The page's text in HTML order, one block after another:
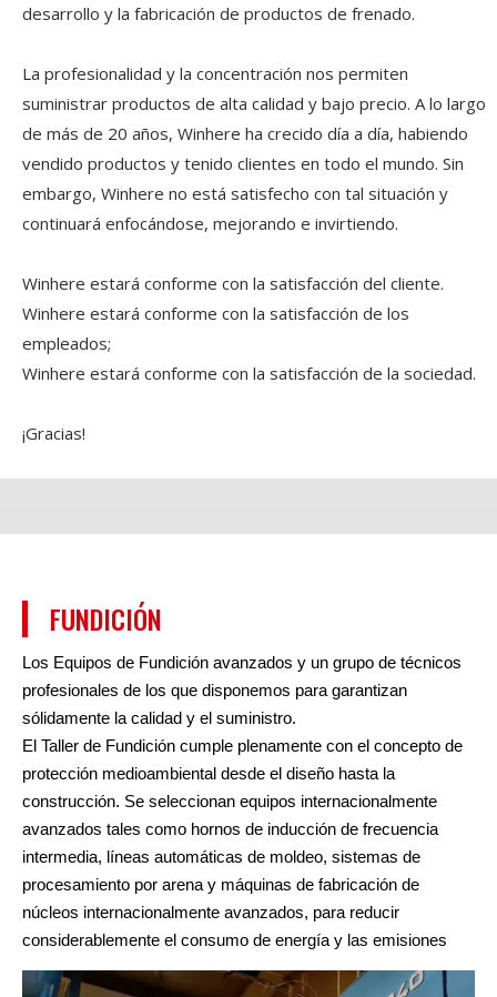
desarrollo y la fabricación de productos de frenado.
La profesionalidad y la concentración nos permiten
suministrar productos de alta calidad y bajo precio. A lo largo
de más de 20 años, Winhere ha crecido día a día, habiendo
vendido productos y tenido clientes en todo el mundo. Sin
embargo, Winhere no está satisfecho con tal situación y
continuará enfocándose, mejorando e invirtiendo.
Winhere estará conforme con la satisfacción del cliente.
Winhere estará conforme con la satisfacción de los
empleados;
Winhere estará conforme con la satisfacción de la sociedad.
¡Gracias!
FUNDICIÓN
Los Equipos de Fundición avanzados y un grupo de técnicos
profesionales de los que disponemos para garantizan
sólidamente la calidad y el suministro.
El Taller de Fundición cumple plenamente con el concepto de
protección medioambiental desde el diseño hasta la
construcción. Se seleccionan equipos internacionalmente
avanzados tales como hornos de inducción de frecuencia
intermedia, líneas automáticas de moldeo, sistemas de
procesamiento por arena y máquinas de fabricación de
núcleos internacionalmente avanzados, para reducir
considerablemente el consumo de energía y las emisiones